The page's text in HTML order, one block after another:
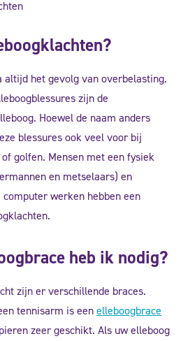
altijd het gevolg van overbelasting.
zijn de
Hoewel de naam anders
blessures ook veel voor bij
golfen. Mensen met een fysiek
en metselaars) en
werken hebben een
heb ik nodig?
zijn er verschillende braces.
tennisarm is eenelleboogbrace
zeer geschikt. Als uw elleboog